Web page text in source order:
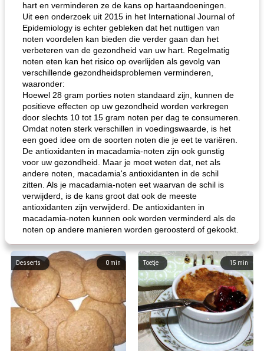
hart en verminderen ze de kans op hartaandoeningen.
Uit een onderzoek uit 2015 in het International Journal of
Epidemiology is echter gebleken dat het nuttigen van
noten voordelen kan bieden die verder gaan dan het
verbeteren van de gezondheid van uw hart. Regelmatig
noten eten kan het risico op overlijden als gevolg van
verschillende gezondheidsproblemen verminderen,
waaronder:
Hoewel 28 gram porties noten standaard zijn, kunnen de
positieve effecten op uw gezondheid worden verkregen
door slechts 10 tot 15 gram noten per dag te consumeren.
Omdat noten sterk verschillen in voedingswaarde, is het
een goed idee om de soorten noten die je eet te variëren.
De antioxidanten in macadamia-noten zijn ook gunstig
voor uw gezondheid. Maar je moet weten dat, net als
andere noten, macadamia's antioxidanten in de schil
zitten. Als je macadamia-noten eet waarvan de schil is
verwijderd, is de kans groot dat ook de meeste
antioxidanten zijn verwijderd. De antioxidanten in
macadamia-noten kunnen ook worden verminderd als de
noten op andere manieren worden geroosterd of gekookt.
0 min
Desserts 15 min
Toetje